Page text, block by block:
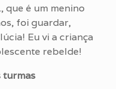
que é um menino
foi guardar,
Eu vi a criança
rebelde!
turmas